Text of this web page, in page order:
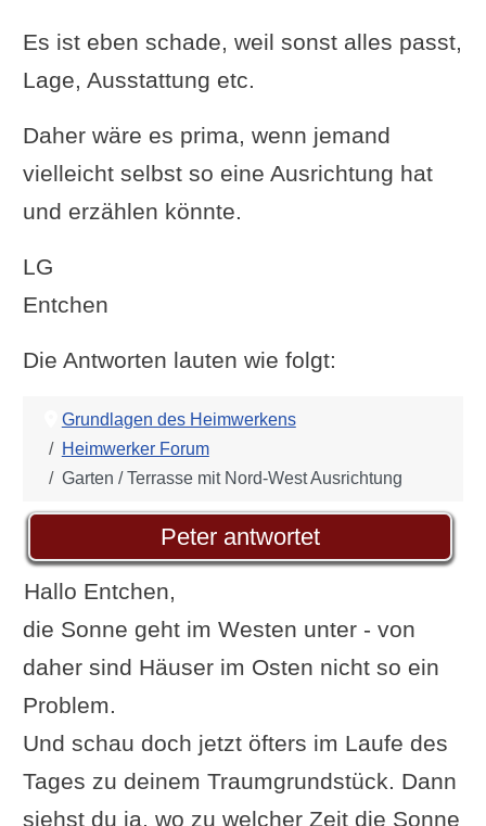
Es ist eben schade, weil sonst alles passt,
Lage, Ausstattung etc.
Daher wäre es prima, wenn jemand
vielleicht selbst so eine Ausrichtung hat
und erzählen könnte.
LG
Entchen
Die Antworten lauten wie folgt:
Grundlagen des Heimwerkens
Heimwerker Forum
Garten / Terrasse mit Nord-West Ausrichtung
Peter antwortet
Hallo Entchen,
die Sonne geht im Westen unter - von
daher sind Häuser im Osten nicht so ein
Problem.
Und schau doch jetzt öfters im Laufe des
Tages zu deinem Traumgrundstück. Dann
siehst du ja, wo zu welcher Zeit die Sonne